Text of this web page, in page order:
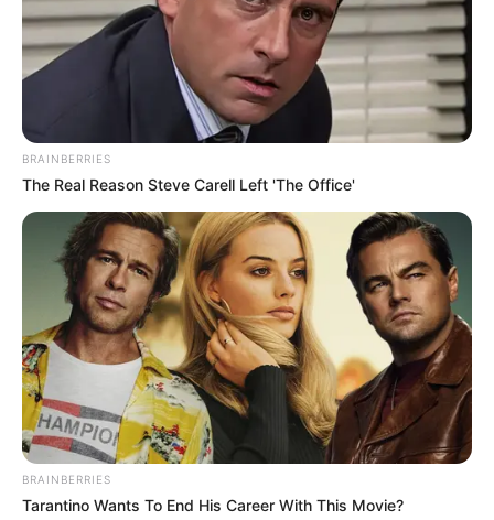
BRAINBERRIES
The Real Reason Steve Carell Left 'The Office'
BRAINBERRIES
Tarantino Wants To End His Career With This Movie?